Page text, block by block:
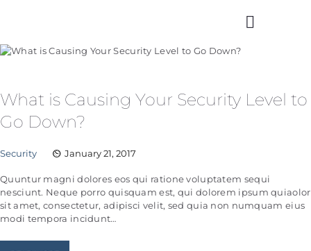
What is Causing Your Security Level to
Go Down?
Security January 21, 2017
Quuntur magni dolores eos qui ratione voluptatem sequi
nesciunt. Neque porro quisquam est, qui dolorem ipsum quiaolor
sit amet, consectetur, adipisci velit, sed quia non numquam eius
modi tempora incidunt…